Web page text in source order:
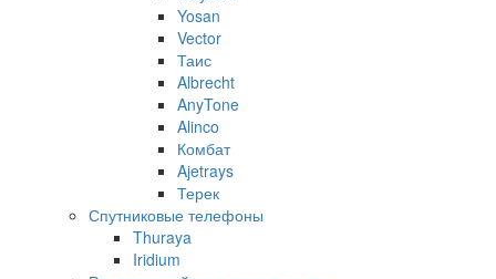
Yosan
Vector
Таис
Albrecht
AnyTone
Alinco
Комбат
Ajetrays
Терек
Спутниковые телефоны
Thuraya
Iridium